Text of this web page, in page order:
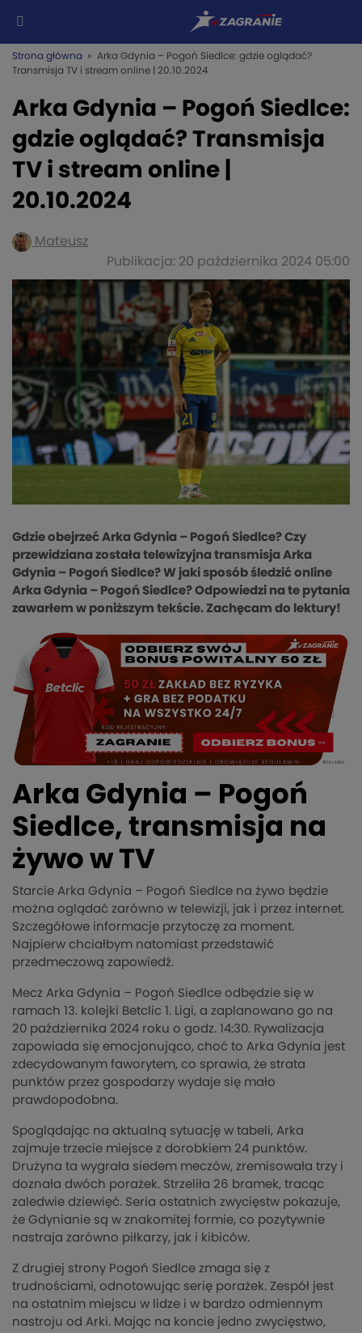
Strona główna » Arka Gdynia – Pogoń Siedlce: gdzie oglądać?
Transmisja TV i stream online | 20.10.2024
Arka Gdynia – Pogoń Siedlce:
gdzie oglądać? Transmisja
TV i stream online |
20.10.2024
Mateusz
Publikacja: 20 października 2024 05:00
Gdzie obejrzeć Arka Gdynia – Pogoń Siedlce? Czy
przewidziana została telewizyjna transmisja Arka
Gdynia – Pogoń Siedlce? W jaki sposób śledzić online
Arka Gdynia – Pogoń Siedlce? Odpowiedzi na te pytania
zawarłem w poniższym tekście. Zachęcam do lektury!
Arka Gdynia – Pogoń
Siedlce, transmisja na
żywo w TV
Starcie Arka Gdynia – Pogoń Siedlce na żywo będzie
można oglądać zarówno w telewizji, jak i przez internet.
Szczegółowe informacje przytoczę za moment.
Najpierw chciałbym natomiast przedstawić
przedmeczową zapowiedź.
Mecz Arka Gdynia – Pogoń Siedlce odbędzie się w
ramach 13. kolejki Betclic 1. Ligi, a zaplanowano go na
20 października 2024 roku o godz. 14:30. Rywalizacja
zapowiada się emocjonująco, choć to Arka Gdynia jest
zdecydowanym faworytem, co sprawia, że strata
punktów przez gospodarzy wydaje się mało
prawdopodobna.
Spoglądając na aktualną sytuację w tabeli, Arka
zajmuje trzecie miejsce z dorobkiem 24 punktów.
Drużyna ta wygrała siedem meczów, zremisowała trzy i
doznała dwóch porażek. Strzeliła 26 bramek, tracąc
zaledwie dziewięć. Seria ostatnich zwycięstw pokazuje,
że Gdynianie są w znakomitej formie, co pozytywnie
nastraja zarówno piłkarzy, jak i kibiców.
Z drugiej strony Pogoń Siedlce zmaga się z
trudnościami, odnotowując serię porażek. Zespół jest
na ostatnim miejscu w lidze i w bardzo odmiennym
nastroju od Arki. Mając na koncie jedno zwycięstwo,